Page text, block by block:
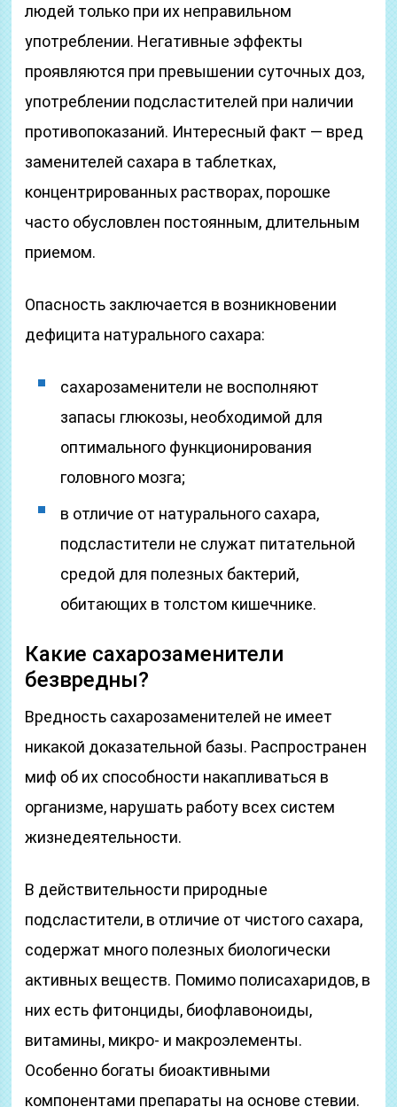
людей только при их неправильном
употреблении. Негативные эффекты
проявляются при превышении суточных доз,
употреблении подсластителей при наличии
противопоказаний. Интересный факт — вред
заменителей сахара в таблетках,
концентрированных растворах, порошке
часто обусловлен постоянным, длительным
приемом.
Опасность заключается в возникновении
дефицита натурального сахара:
сахарозаменители не восполняют
запасы глюкозы, необходимой для
оптимального функционирования
головного мозга;
в отличие от натурального сахара,
подсластители не служат питательной
средой для полезных бактерий,
обитающих в толстом кишечнике.
Какие сахарозаменители
безвредны?
Вредность сахарозаменителей не имеет
никакой доказательной базы. Распространен
миф об их способности накапливаться в
организме, нарушать работу всех систем
жизнедеятельности.
В действительности природные
подсластители, в отличие от чистого сахара,
содержат много полезных биологически
активных веществ. Помимо полисахаридов, в
них есть фитонциды, биофлавоноиды,
витамины, микро- и макроэлементы.
Особенно богаты биоактивными
компонентами препараты на основе стевии.